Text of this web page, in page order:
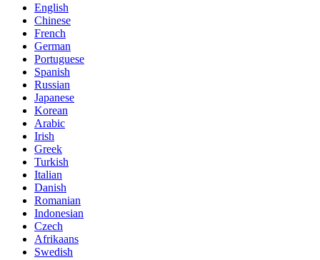
English
Chinese
French
German
Portuguese
Spanish
Russian
Japanese
Korean
Arabic
Irish
Greek
Turkish
Italian
Danish
Romanian
Indonesian
Czech
Afrikaans
Swedish